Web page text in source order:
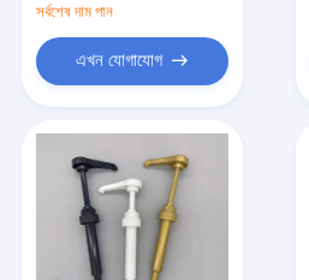
সর্বশেষ দাম পান
এখন যোগাযোগ